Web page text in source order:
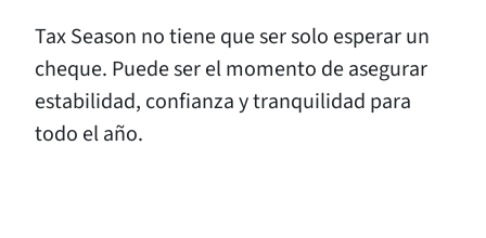
Tax Season no tiene que ser solo esperar un
cheque. Puede ser el momento de asegurar
estabilidad, confianza y tranquilidad para
todo el año.